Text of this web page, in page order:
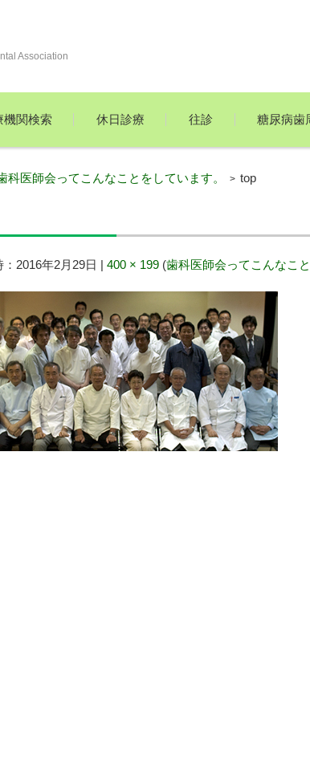
Association
機関検索 休日診療 往診 糖尿病歯
科医師会ってこんなことをしています。 >top
2016年2月29日 |400 × 199 (歯科医師会ってこんなこ